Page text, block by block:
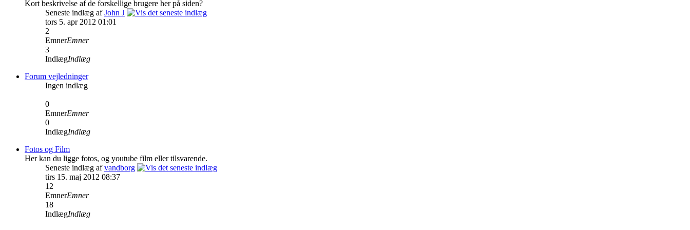
Kort beskrivelse af de forskellige brugere her på siden?
Seneste indlæg afJohn J
tors 5. apr 2012 01:01
2
EmnerEmner
3
IndlægIndlæg
Forum vejledninger
Ingen indlæg
0
EmnerEmner
0
IndlægIndlæg
Fotos og Film
Her kan du ligge fotos, og youtube film eller tilsvarende.
Seneste indlæg afvandborg
tirs 15. maj 2012 08:37
12
EmnerEmner
18
IndlægIndlæg